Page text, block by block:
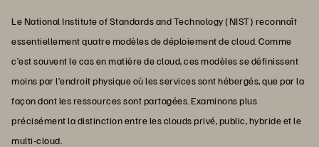
Le National Institute of Standards and Technology (NIST) reconnaît
essentiellement quatre modèles de déploiement de cloud. Comme
c’est souvent le cas en matière de cloud, ces modèles se définissent
moins par l’endroit physique où les services sont hébergés, que par la
façon dont les ressources sont partagées. Examinons plus
précisément la distinction entre les clouds privé, public, hybride et le
multi-cloud.